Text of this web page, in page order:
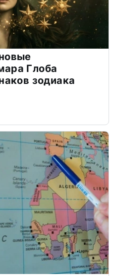
Глоба
зодиака